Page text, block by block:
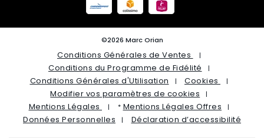
©2026 Marc Orian
Conditions Générales de Ventes
Conditions du Programme de Fidélité
Conditions Générales d'Utilisation
Cookies
Modifier vos paramètres de cookies
Mentions Légales
* Mentions Légales Offres
Données Personnelles
Déclaration d’accessibilité